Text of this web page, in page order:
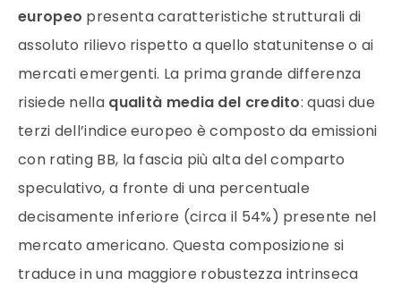
europeo presenta caratteristiche strutturali di
assoluto rilievo rispetto a quello statunitense o ai
mercati emergenti. La prima grande differenza
risiede nella qualità media del credito: quasi due
terzi dell’indice europeo è composto da emissioni
con rating BB, la fascia più alta del comparto
speculativo, a fronte di una percentuale
decisamente inferiore (circa il 54%) presente nel
mercato americano. Questa composizione si
traduce in una maggiore robustezza intrinseca